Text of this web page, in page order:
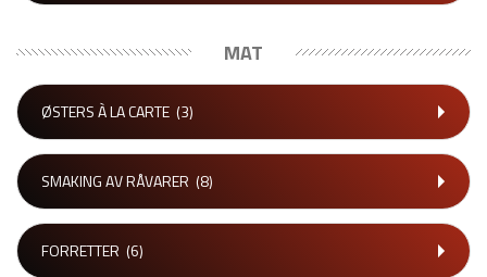
MAT
ØSTERS À LA CARTE (3)
SMAKING AV RÅVARER (8)
FORRETTER (6)